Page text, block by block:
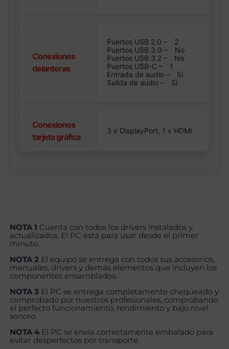
Conexiones
delanteras
Puertos USB 2.0 –
2
Puertos USB 3.0 –
No
Puertos USB 3.2 –
No
Puertos USB-C –
1
Entrada de audio –
Sí
Salida de audio –
Sí
Conexiones
tarjeta gráfica
3 x DisplayPort, 1 x HDMI
NOTA 1 Cuenta con todos los drivers instalados y
actualizados. El PC está para usar desde el primer
minuto.
NOTA 2 El equipo se entrega con todos sus accesorios,
manuales, drivers y demás elementos que incluyen los
componentes ensamblados.
NOTA 3 El PC se entrega completamente chequeado y
comprobado por nuestros profesionales, comprobando
el perfecto funcionamiento, rendimiento y bajo nivel
sonoro.
NOTA 4 El PC se envía correctamente embalado para
evitar desperfectos por transporte.